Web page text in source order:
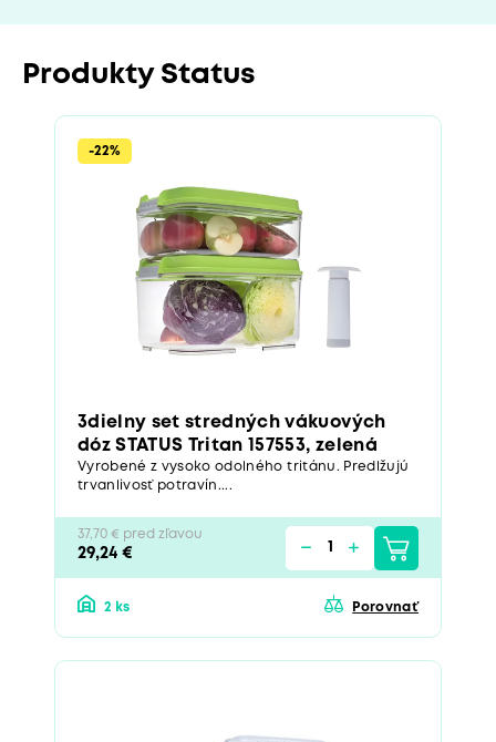
Produkty Status
-22%
3dielny set stredných vákuových
dóz STATUS Tritan 157553, zelená
Vyrobené z vysoko odolného tritánu. Predlžujú
trvanlivosť potravín....
37,70 € pred zľavou
29,24 €
2 ks Porovnať